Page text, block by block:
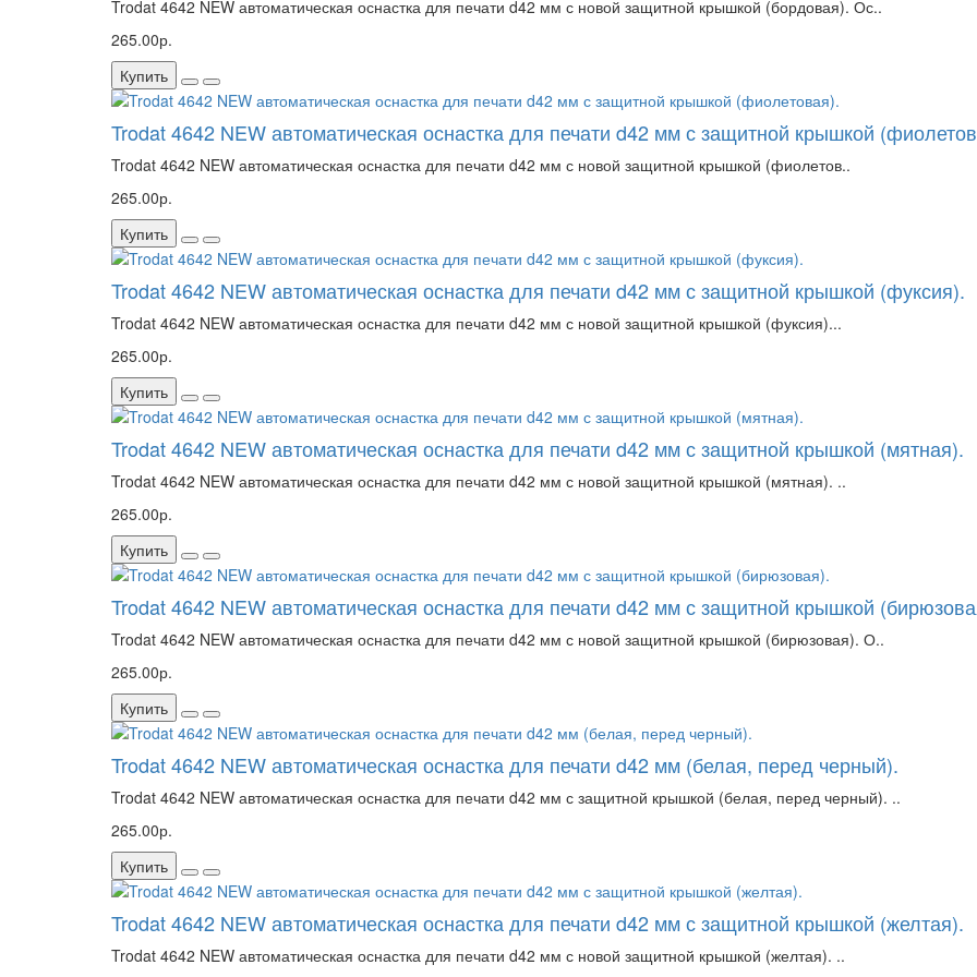
Trodat 4642 NEW автоматическая оснастка для печати d42 мм с новой защитной крышкой (бордовая). Ос..
265.00р.
Купить
Trodat 4642 NEW автоматическая оснастка для печати d42 мм с защитной крышкой
Trodat 4642 NEW автоматическая оснастка для печати d42 мм с новой защитной крышкой (фиолетов..
265.00р.
Купить
Trodat 4642 NEW автоматическая оснастка для печати d42 мм с защитной крышкой (фуксия).
Trodat 4642 NEW автоматическая оснастка для печати d42 мм с новой защитной крышкой (фуксия)...
265.00р.
Купить
Trodat 4642 NEW автоматическая оснастка для печати d42 мм с защитной крышкой (мятная).
Trodat 4642 NEW автоматическая оснастка для печати d42 мм с новой защитной крышкой (мятная). ..
265.00р.
Купить
Trodat 4642 NEW автоматическая оснастка для печати d42 мм с защитной крышкой
Trodat 4642 NEW автоматическая оснастка для печати d42 мм с новой защитной крышкой (бирюзовая). О..
265.00р.
Купить
Trodat 4642 NEW автоматическая оснастка для печати d42 мм (белая, перед черный).
Trodat 4642 NEW автоматическая оснастка для печати d42 мм с защитной крышкой (белая, перед черный). ..
265.00р.
Купить
Trodat 4642 NEW автоматическая оснастка для печати d42 мм с защитной крышкой (желтая).
Trodat 4642 NEW автоматическая оснастка для печати d42 мм с новой защитной крышкой (желтая). ..